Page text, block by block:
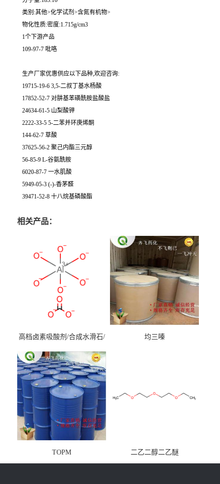
类别:其他>化学试剂>含氮有机物>
物化性质:密度:1.715g/cm3
1个下游产品
109-97-7 吡咯
生产厂家优惠供应以下品种,欢迎咨询:
19715-19-6 3,5-二叔丁基水杨酸
17852-52-7 对肼基苯磺酰胺盐酸盐
24634-61-5 山梨酸钾
2222-33-5 5-二苯并环庚烯酮
144-62-7 草酸
37625-56-2 聚己内酯三元醇
56-85-9 L-谷氨酰胺
6020-87-7 一水肌酸
5949-05-3 (-)-香茅醛
39471-52-8 十八烷基磷酸酯
相关产品：
高档卤素吸酸剂/合成水滑石/
均三嗪
TOPM 二乙二醇二乙醚